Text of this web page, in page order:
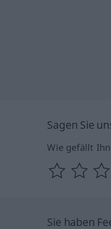
Sagen Sie
Wie gefällt
Sie haben